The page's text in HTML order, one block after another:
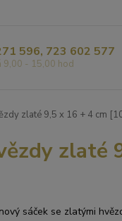
596, 723 602 577
9,00 - 15,00 hod
zlaté 9,5 x 16 + 4 cm
zlaté
sáček se zlatými